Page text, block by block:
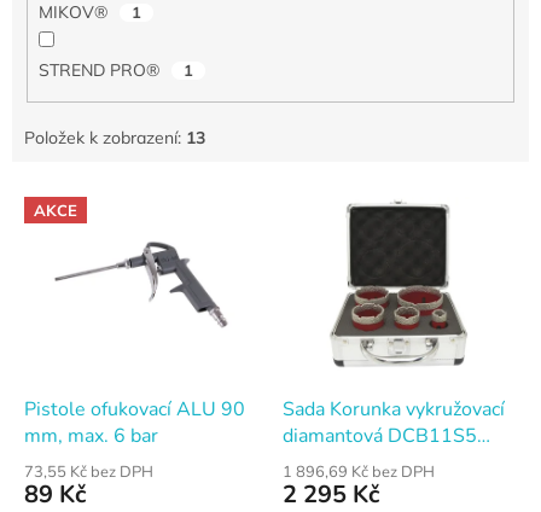
MIKOV® 1
STREND PRO® 1
Položek k zobrazení: 13
V AKCE
Pistole ofukovací ALU 90
mm, max. 6 bar
73,55 Kč bez DPH
89 Kč
Sada Korunka vykružovací
diamantová DCB11S5
PREMIUM 5 ks 20-68 mm
M14
1 896,69 Kč bez DPH
2 295 Kč